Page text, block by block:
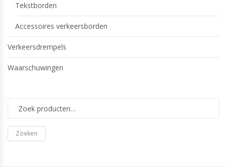
Tekstborden
Accessoires verkeersborden
Verkeersdrempels
Waarschuwingen
Zoeken